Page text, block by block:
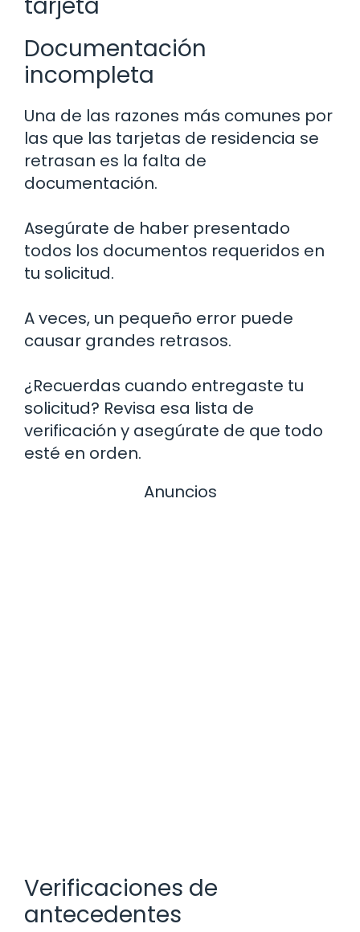
Documentación
incompleta
Una de las razones más comunes por
las que las tarjetas de residencia se
retrasan es la falta de
documentación.
Asegúrate de haber presentado
todos los documentos requeridos en
tu solicitud.
A veces, un pequeño error puede
causar grandes retrasos.
¿Recuerdas cuando entregaste tu
solicitud? Revisa esa lista de
verificación y asegúrate de que todo
esté en orden.
Anuncios
Verificaciones de
antecedentes